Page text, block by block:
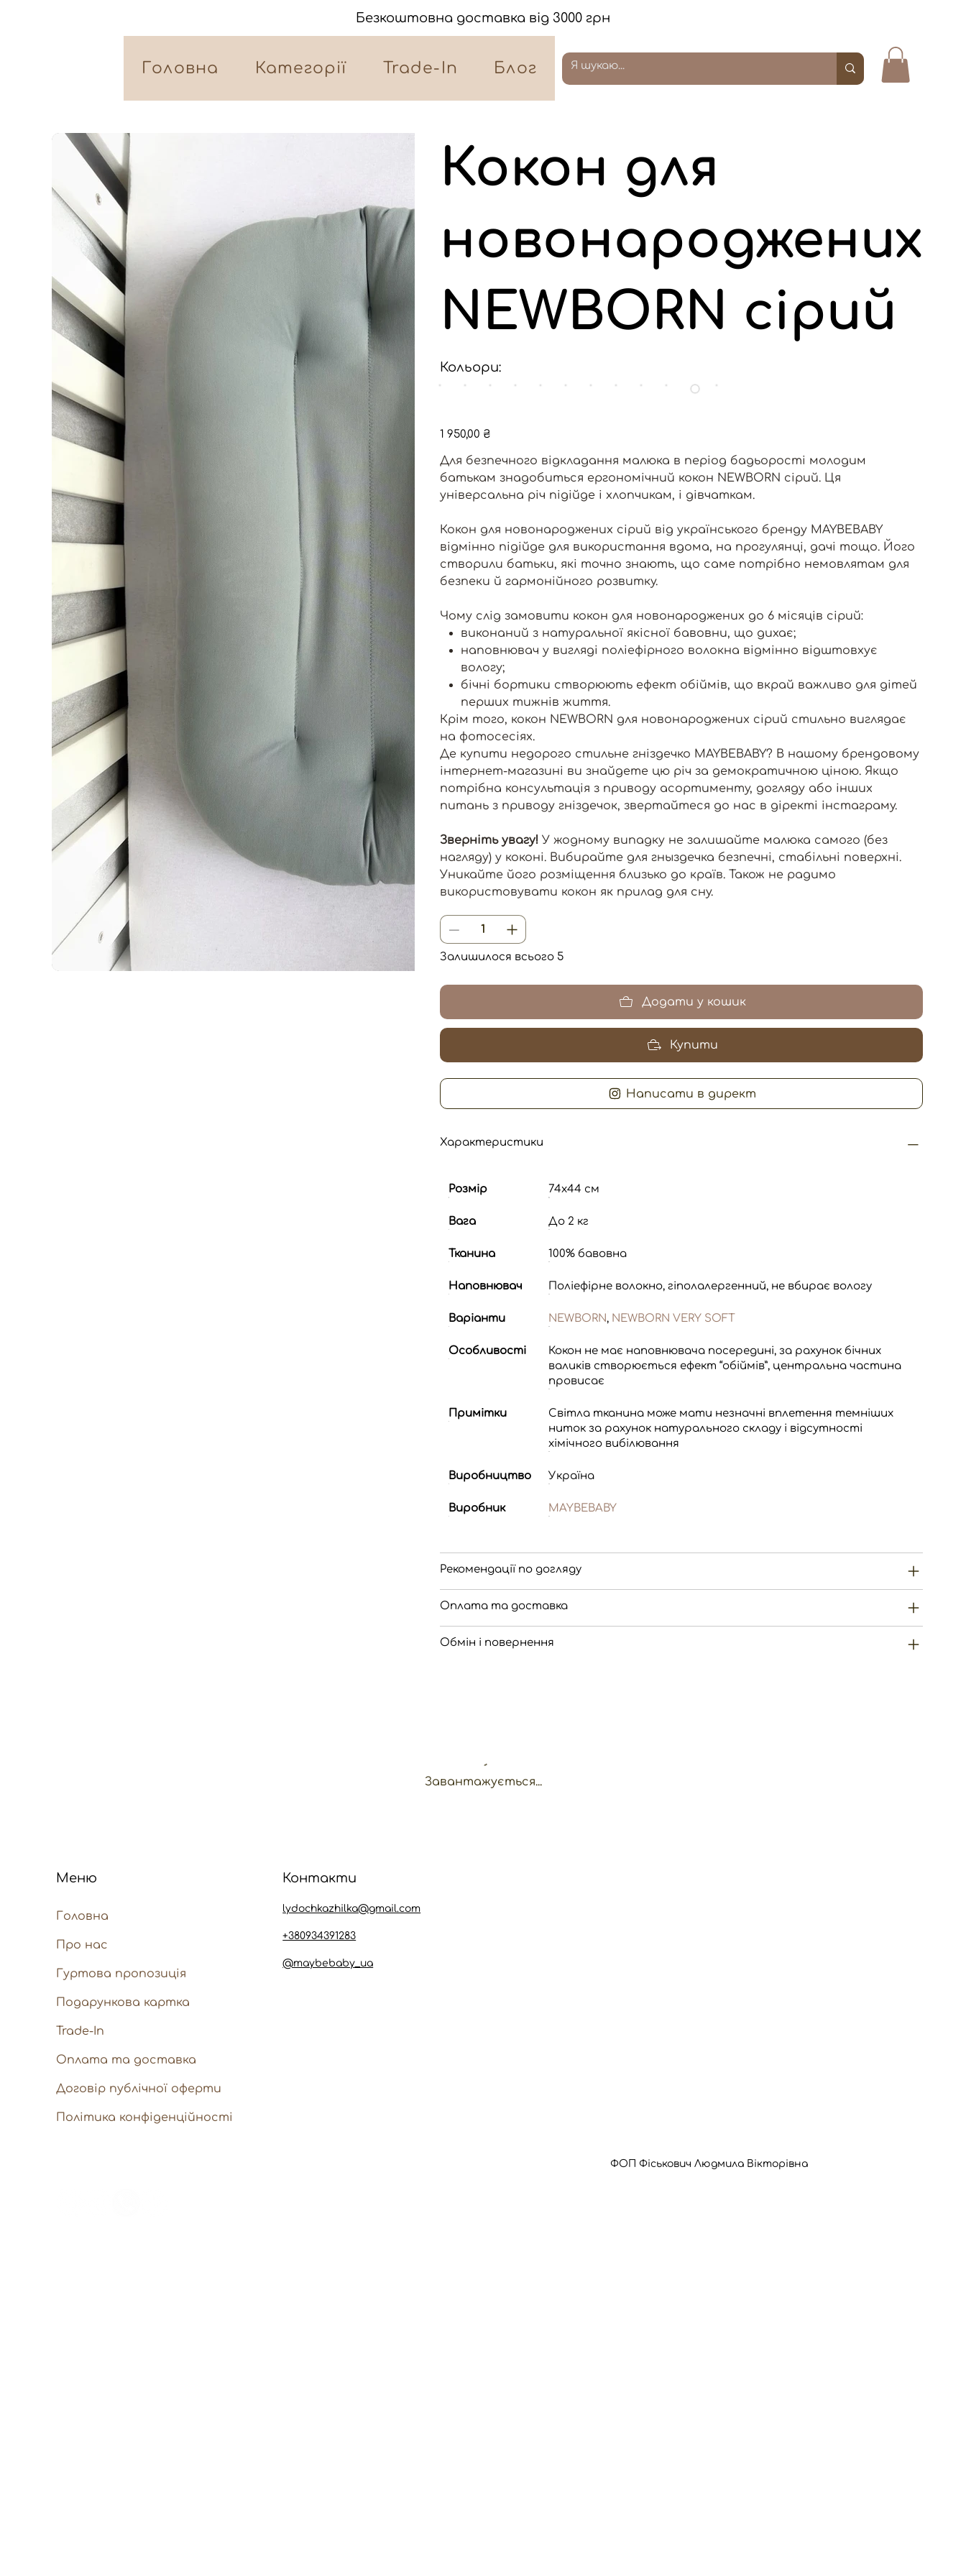
Головна Категорії Trade-In Блог
Безкоштовна доставка від 3000 грн
Кокон для
новонароджених
NEWBORN сірий
Кольори:
Ціна
1 950,00 ₴
Для безпечного відкладання малюка в період бадьорості молодим
батькам знадобиться ергономічний кокон NEWBORN сірий. Ця
універсальна річ підійде і хлопчикам, і дівчаткам.
Кокон для новонароджених сірий від українського бренду MAYBEBABY
відмінно підійде для використання вдома, на прогулянці, дачі тощо. Його
створили батьки, які точно знають, що саме потрібно немовлятам для
безпеки й гармонійного розвитку.
Чому слід замовити кокон для новонароджених до 6 місяців сірий:
виконаний з натуральної якісної бавовни, що дихає;
наповнювач у вигляді поліефірного волокна відмінно відштовхує
вологу;
бічні бортики створюють ефект обіймів, що вкрай важливо для дітей
перших тижнів життя.
Крім того, кокон NEWBORN для новонароджених сірий стильно виглядає
на фотосесіях.
Де купити недорого стильне гніздечко MAYBEBABY? В нашому брендовому
інтернет-магазині ви знайдете цю річ за демократичною ціною. Якщо
потрібна консультація з приводу асортименту, догляду або інших
питань з приводу гніздечок, звертайтеся до нас в діректі інстаграму.
Зверніть увагу! У жодному випадку не залишайте малюка самого (без
нагляду) у коконі. Вибирайте для гныздечка безпечні, стабільні поверхні.
Уникайте його розміщення близько до країв. Також не радимо
використовувати кокон як прилад для сну.
Залишилося всього 5
Додати у кошик
Купити
Написати в директ
Характеристики
Розмір 74х44 см
Вага До 2 кг
Тканина 100% бавовна
Наповнювач Поліефірне волокно, гіполалергенний, не вбирає вологу
Варіанти NEWBORN, NEWBORN VERY SOFT
Особливості
Кокон не має наповнювача посередині, за рахунок бічних
валиків створюється ефект “обіймів”, центральна частина
провисає
Примітки
Світла тканина може мати незначні вплетення темніших
ниток за рахунок натурального складу і відсутності
хімічного вибілювання
Виробництво Україна
Виробник MAYBEBABY
Рекомендації по догляду
Оплата та доставка
Обмін і повернення
Завантажується...
Меню
Головна
Про нас
Гуртова пропозиція
Подарункова картка
Trade-In
Оплата та доставка
Договір публічної оферти
Політика конфіденційності
lydochkazhilka@gmail.com
+380934391283
@maybebaby_ua
Контакти
ФОП Фіськович Людмила Вікторівна